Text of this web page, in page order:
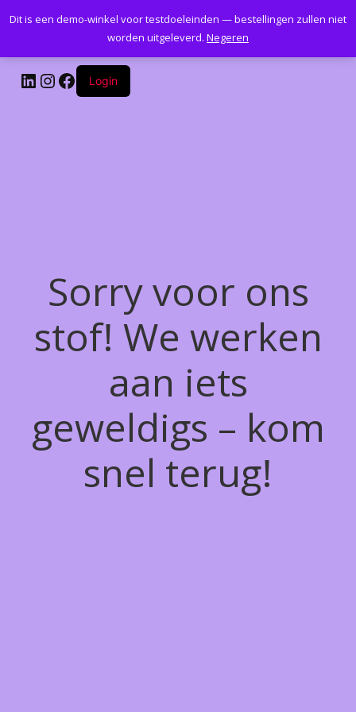
Kantoormeubelenplus.com
LinkedIn
Instagram
Facebook
Login
Sorry voor ons
stof! We werken
aan iets
geweldigs – kom
snel terug!
Dit is een demo-winkel voor testdoeleinden — bestellingen zullen niet
worden uitgeleverd. Negeren